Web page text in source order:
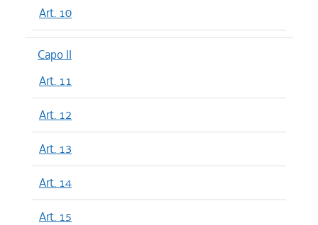
Art. 10
Capo II
Art. 11
Art. 12
Art. 13
Art. 14
Art. 15